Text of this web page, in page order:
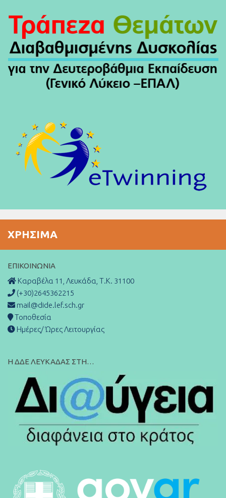
ΧΡΉΣΙΜΑ
ΕΠΙΚΟΙΝΩΝΊΑ
Καραβέλα 11, Λευκάδα, Τ.Κ. 31100
(+30)2645362215
mail@dide.lef.sch.gr
Τοποθεσία
Ημέρες/ Ώρες Λειτουργίας
Η ΔΔΕ ΛΕΥΚΑΔΑΣ ΣΤΗ…